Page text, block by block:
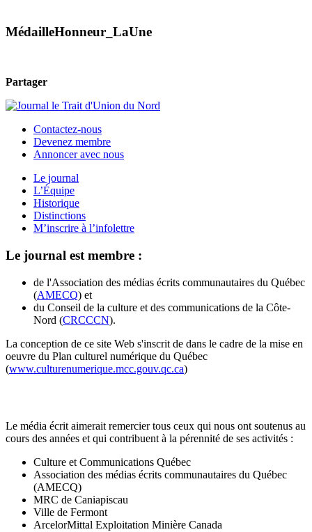
MédailleHonneur_LaUne
Partager
Contactez-nous
Devenez membre
Annoncer avec nous
Le journal
L’Équipe
Historique
Distinctions
M’inscrire à l’infolettre
Le journal est membre :
de l'Association des médias écrits communautaires du Québec
(AMECQ) et
du Conseil de la culture et des communications de la Côte-
Nord (CRCCCN).
La conception de ce site Web s'inscrit de dans le cadre de la mise en
oeuvre du Plan culturel numérique du Québec
(www.culturenumerique.mcc.gouv.qc.ca)
Le média écrit aimerait remercier tous ceux qui nous ont soutenus au
cours des années et qui contribuent à la pérennité de ses activités :
Culture et Communications Québec
Association des médias écrits communautaires du Québec
(AMECQ)
MRC de Caniapiscau
Ville de Fermont
ArcelorMittal Exploitation Minière Canada